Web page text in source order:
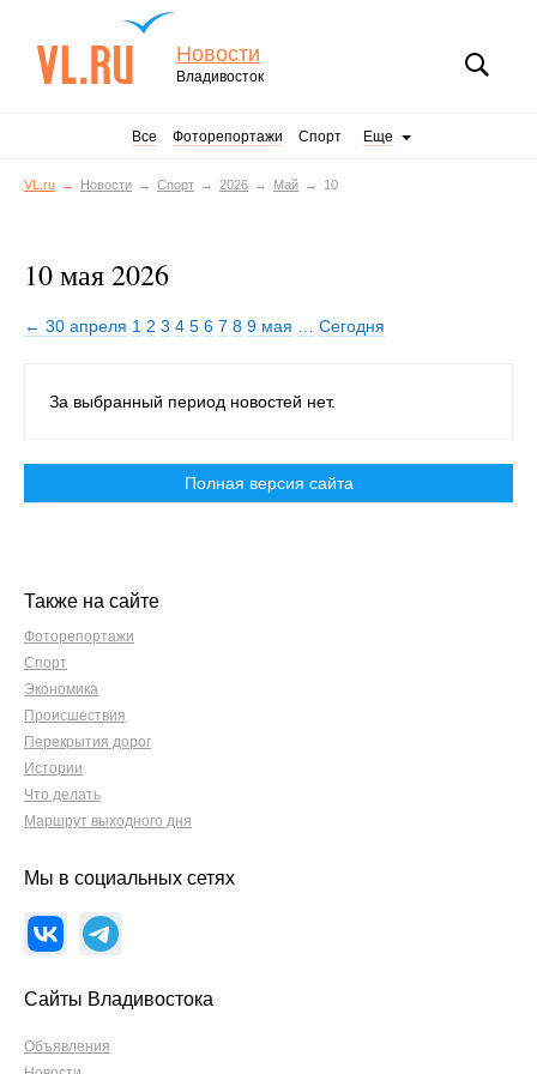
Новости
Владивосток
Все Фоторепортажи Спорт Еще
VL.ru Новости Спорт 2026 Май 10
10 мая 2026
← 30 апреля 1 2 3 4 5 6 7 8 9 мая Сегодня
За выбранный период новостей нет.
Полная версия сайта
Также на сайте
Фоторепортажи
Спорт
Экономика
Происшествия
Перекрытия дорог
Истории
Что делать
Маршрут выходного дня
Мы в социальных сетях
Сайты Владивостока
Объявления